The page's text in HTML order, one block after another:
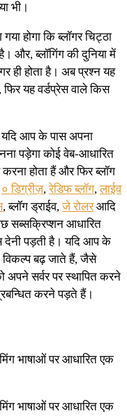
भी।
होगा कि ब्लॉगर चिट्ठा
और, ब्लॉगिंग की दुनिया में
ही होता है। अब प्रश्न यह
फिर यह वर्डप्रेस वाले किस
यदि आप के पास अपना
पड़ेगा कोई वेब-आधारित
होता हैं और फिर ब्लॉग
डिग्रीज़,रेडिफ ब्लॉग,लाईव
, ब्लॉग ड्राईव,जे रोलरआदि
सब्सक्रिप्शन आधारित
देनी पड़ती है। यदि आप के
बढ़ जाते हैं, जैसे
सर्वर पर स्थापित करने
करने पड़ते हैं।
भाषाओं पर आधारित एक
भाषाओं पर आधारित एक